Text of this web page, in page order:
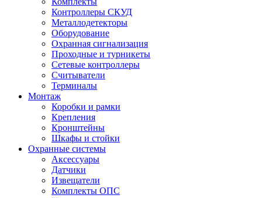
Контроллеры СКУД
Металлодетекторы
Оборудование
Охранная сигнализация
Проходные и турникеты
Сетевые контроллеры
Считыватели
Терминалы
Монтаж
Коробки и рамки
Крепления
Кронштейны
Шкафы и стойки
Охранные системы
Аксессуары
Датчики
Извещатели
Комплекты ОПС